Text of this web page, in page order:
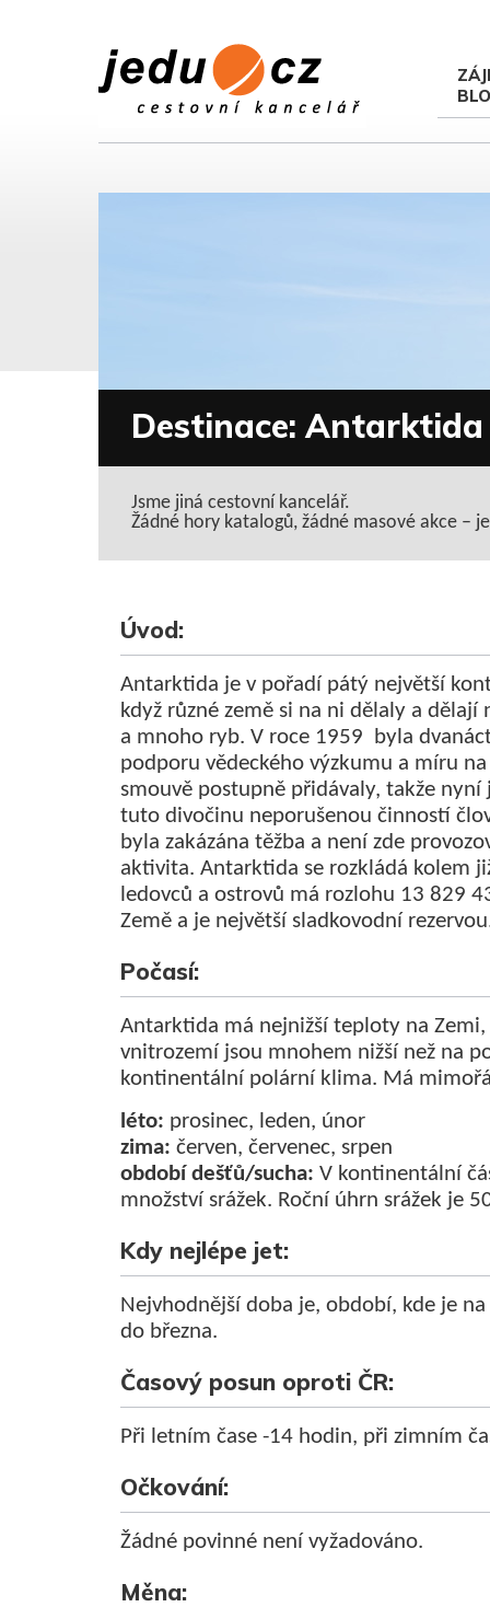
Destinace:
Jsme jiná cestovní kancelář.
Žádné hory katalogů, žádné masové akce –
Úvod:
Antarktida je v pořadí pátý největší
když různé země si na ni dělaly a
a mnoho ryb. V roce 1959 byla
podporu vědeckého výzkumu a míru
smouvě postupně přidávaly, takže
tuto divočinu neporušenou činností
byla zakázána těžba a není zde
aktivita. Antarktida se rozkládá kolem
ledovců a ostrovů má rozlohu 13 829
Země a je největší sladkovodní
Počasí:
Antarktida má nejnižší teploty na Zemi,
vnitrozemí jsou mnohem nižší než na
kontinentální polární klima. Má
léto: prosinec, leden, únor
zima: červen, červenec, srpen
období dešťů/sucha: V kontinentální
množství srážek. Roční úhrn srážek je
Kdy nejlépe jet:
Nejvhodnější doba je, období, kde je
do března.
Časový posun oproti ČR:
Při letním čase -14 hodin, při zimním
Očkování:
Žádné povinné není vyžadováno.
Měna: